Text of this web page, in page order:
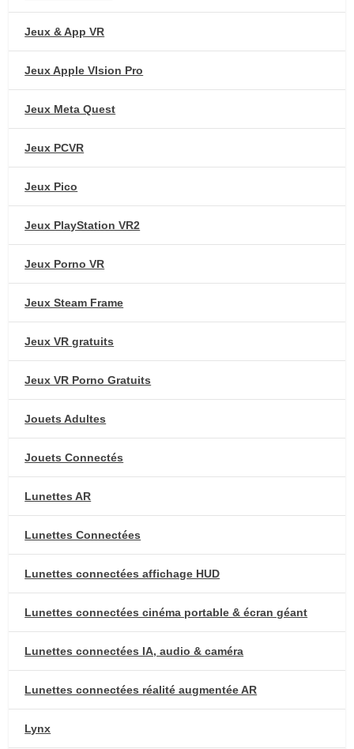
Jeux & App VR
Jeux Apple VIsion Pro
Jeux Meta Quest
Jeux PCVR
Jeux Pico
Jeux PlayStation VR2
Jeux Porno VR
Jeux Steam Frame
Jeux VR gratuits
Jeux VR Porno Gratuits
Jouets Adultes
Jouets Connectés
Lunettes AR
Lunettes Connectées
Lunettes connectées affichage HUD
Lunettes connectées cinéma portable & écran géant
Lunettes connectées IA, audio & caméra
Lunettes connectées réalité augmentée AR
Lynx